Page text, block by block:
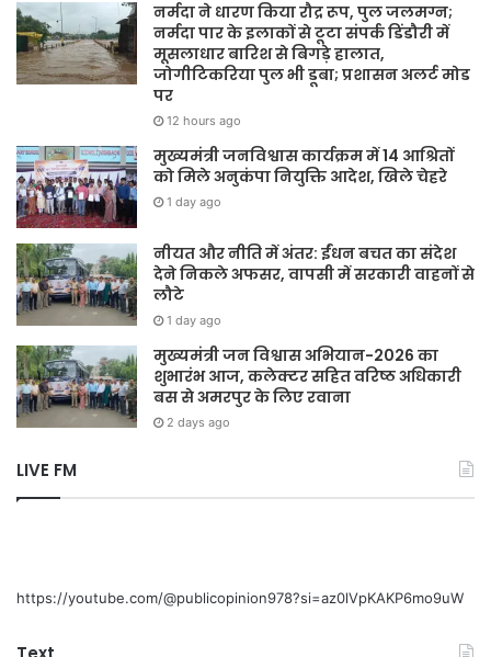
नर्मदा ने धारण किया रौद्र रूप, पुल जलमग्न;
नर्मदा पार के इलाकों से टूटा संपर्क डिंडौरी में
मूसलाधार बारिश से बिगड़े हालात,
जोगीटिकरिया पुल भी डूबा; प्रशासन अलर्ट मोड
पर
12 hours ago
मुख्यमंत्री जनविश्वास कार्यक्रम में 14 आश्रितों
को मिले अनुकंपा नियुक्ति आदेश, खिले चेहरे
1 day ago
नीयत और नीति में अंतर: ईंधन बचत का संदेश
देने निकले अफसर, वापसी में सरकारी वाहनों से
लौटे
1 day ago
मुख्यमंत्री जन विश्वास अभियान-2026 का
शुभारंभ आज, कलेक्टर सहित वरिष्ठ अधिकारी
बस से अमरपुर के लिए रवाना
2 days ago
LIVE FM
https://youtube.com/@publicopinion978?si=az0lVpKAKP6mo9uW